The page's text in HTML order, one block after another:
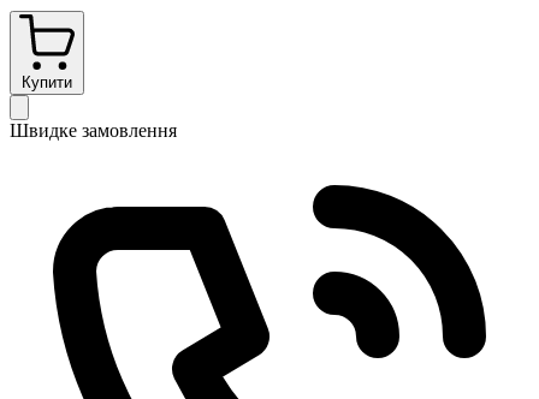
Купити
Швидке замовлення